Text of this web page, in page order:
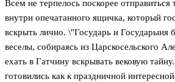
Всем не терпелось поскорее отправиться
внутри опечатанного ящичка, который
вскрыть лично. \"Государь и Государыня
веселы, собираясь из Царскосельского
ехать в Гатчину вскрывать вековую
готовились как к праздничной